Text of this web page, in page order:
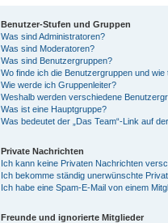
Benutzer-Stufen und Gruppen
Was sind Administratoren?
Was sind Moderatoren?
Was sind Benutzergruppen?
Wo finde ich die Benutzergruppen und wie
Wie werde ich Gruppenleiter?
Weshalb werden verschiedene
Was ist eine Hauptgruppe?
Was bedeutet der „Das Team“-Link auf
Private Nachrichten
Ich kann keine Privaten Nachrichten
Ich bekomme ständig unerwünschte
Ich habe eine Spam-E-Mail von einem
Freunde und ignorierte Mitglieder